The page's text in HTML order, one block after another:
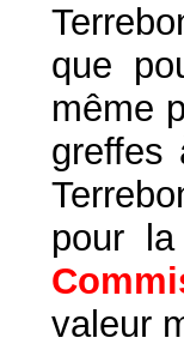
que
même
greffes
pour
valeur